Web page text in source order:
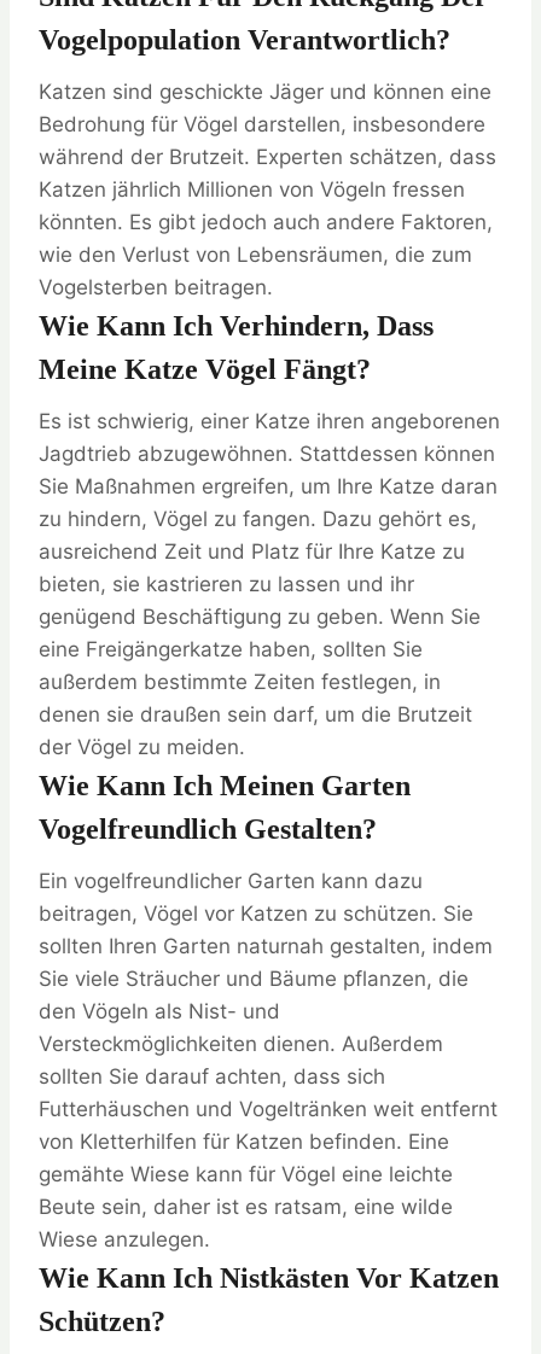
Vogelpopulation Verantwortlich?
Katzen sind geschickte Jäger und können eine
Bedrohung für Vögel darstellen, insbesondere
während der Brutzeit. Experten schätzen, dass
Katzen jährlich Millionen von Vögeln fressen
könnten. Es gibt jedoch auch andere Faktoren,
wie den Verlust von Lebensräumen, die zum
Vogelsterben beitragen.
Wie Kann Ich Verhindern, Dass
Meine Katze Vögel Fängt?
Es ist schwierig, einer Katze ihren angeborenen
Jagdtrieb abzugewöhnen. Stattdessen können
Sie Maßnahmen ergreifen, um Ihre Katze daran
zu hindern, Vögel zu fangen. Dazu gehört es,
ausreichend Zeit und Platz für Ihre Katze zu
bieten, sie kastrieren zu lassen und ihr
genügend Beschäftigung zu geben. Wenn Sie
eine Freigängerkatze haben, sollten Sie
außerdem bestimmte Zeiten festlegen, in
denen sie draußen sein darf, um die Brutzeit
der Vögel zu meiden.
Wie Kann Ich Meinen Garten
Vogelfreundlich Gestalten?
Ein vogelfreundlicher Garten kann dazu
beitragen, Vögel vor Katzen zu schützen. Sie
sollten Ihren Garten naturnah gestalten, indem
Sie viele Sträucher und Bäume pflanzen, die
den Vögeln als Nist- und
Versteckmöglichkeiten dienen. Außerdem
sollten Sie darauf achten, dass sich
Futterhäuschen und Vogeltränken weit entfernt
von Kletterhilfen für Katzen befinden. Eine
gemähte Wiese kann für Vögel eine leichte
Beute sein, daher ist es ratsam, eine wilde
Wiese anzulegen.
Wie Kann Ich Nistkästen Vor Katzen
Schützen?